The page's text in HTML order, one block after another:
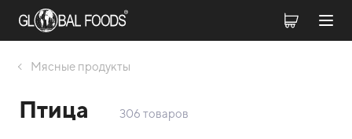
Мясные продукты
Птица 306 товаров